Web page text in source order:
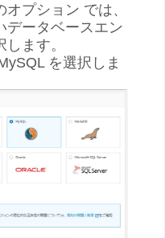
オプション では、
データベースエン
ます。
を選択しま